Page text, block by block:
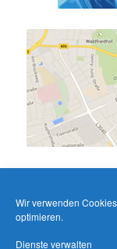
Wir verwenden
optimieren.
Dienste verwalten